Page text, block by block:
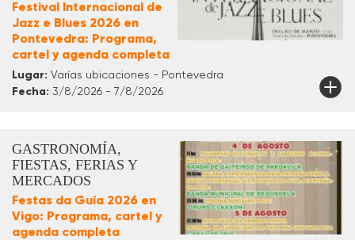
Festival Internacional de
Jazz e Blues 2026 en
Pontevedra: Programa,
cartel y agenda completa
Lugar: Varías ubicaciones - Pontevedra
Fecha: 3/8/2026 - 7/8/2026
GASTRONOMÍA,
FIESTAS, FERIAS Y
MERCADOS
Festas da Guía 2026 en
Vigo: Programa, cartel y
agenda completa